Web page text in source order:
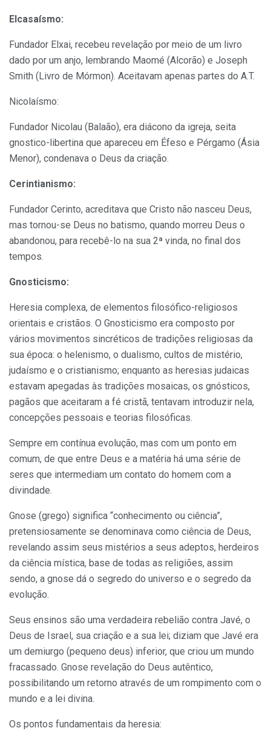
Elcasaísmo:
Fundador Elxai, recebeu revelação por meio de um livro
dado por um anjo, lembrando Maomé (Alcorão) e Joseph
Smith (Livro de Mórmon). Aceitavam apenas partes do A.T.
Nicolaísmo:
Fundador Nicolau (Balaão), era diácono da igreja, seita
gnostico-libertina que apareceu em Éfeso e Pérgamo (Ásia
Menor), condenava o Deus da criação.
Cerintianismo:
Fundador Cerinto, acreditava que Cristo não nasceu Deus,
mas tornou-se Deus no batismo, quando morreu Deus o
abandonou, para recebê-lo na sua 2ª vinda, no final dos
tempos.
Gnosticismo:
Heresia complexa, de elementos filosófico-religiosos
orientais e cristãos. O Gnosticismo era composto por
vários movimentos sincréticos de tradições religiosas da
sua época: o helenismo, o dualismo, cultos de mistério,
judaísmo e o cristianismo; enquanto as heresias judaicas
estavam apegadas às tradições mosaicas, os gnósticos,
pagãos que aceitaram a fé cristã, tentavam introduzir nela,
concepções pessoais e teorias filosóficas.
Sempre em contínua evolução, mas com um ponto em
comum, de que entre Deus e a matéria há uma série de
seres que intermediam um contato do homem com a
divindade.
Gnose (grego) significa “conhecimento ou ciência”,
pretensiosamente se denominava como ciência de Deus,
revelando assim seus mistérios a seus adeptos, herdeiros
da ciência mística, base de todas as religiões, assim
sendo, a gnose dá o segredo do universo e o segredo da
evolução.
Seus ensinos são uma verdadeira rebelião contra Javé, o
Deus de Israel, sua criação e a sua lei; diziam que Javé era
um demiurgo (pequeno deus) inferior, que criou um mundo
fracassado. Gnose revelação do Deus autêntico,
possibilitando um retorno através de um rompimento com o
mundo e a lei divina.
Os pontos fundamentais da heresia: